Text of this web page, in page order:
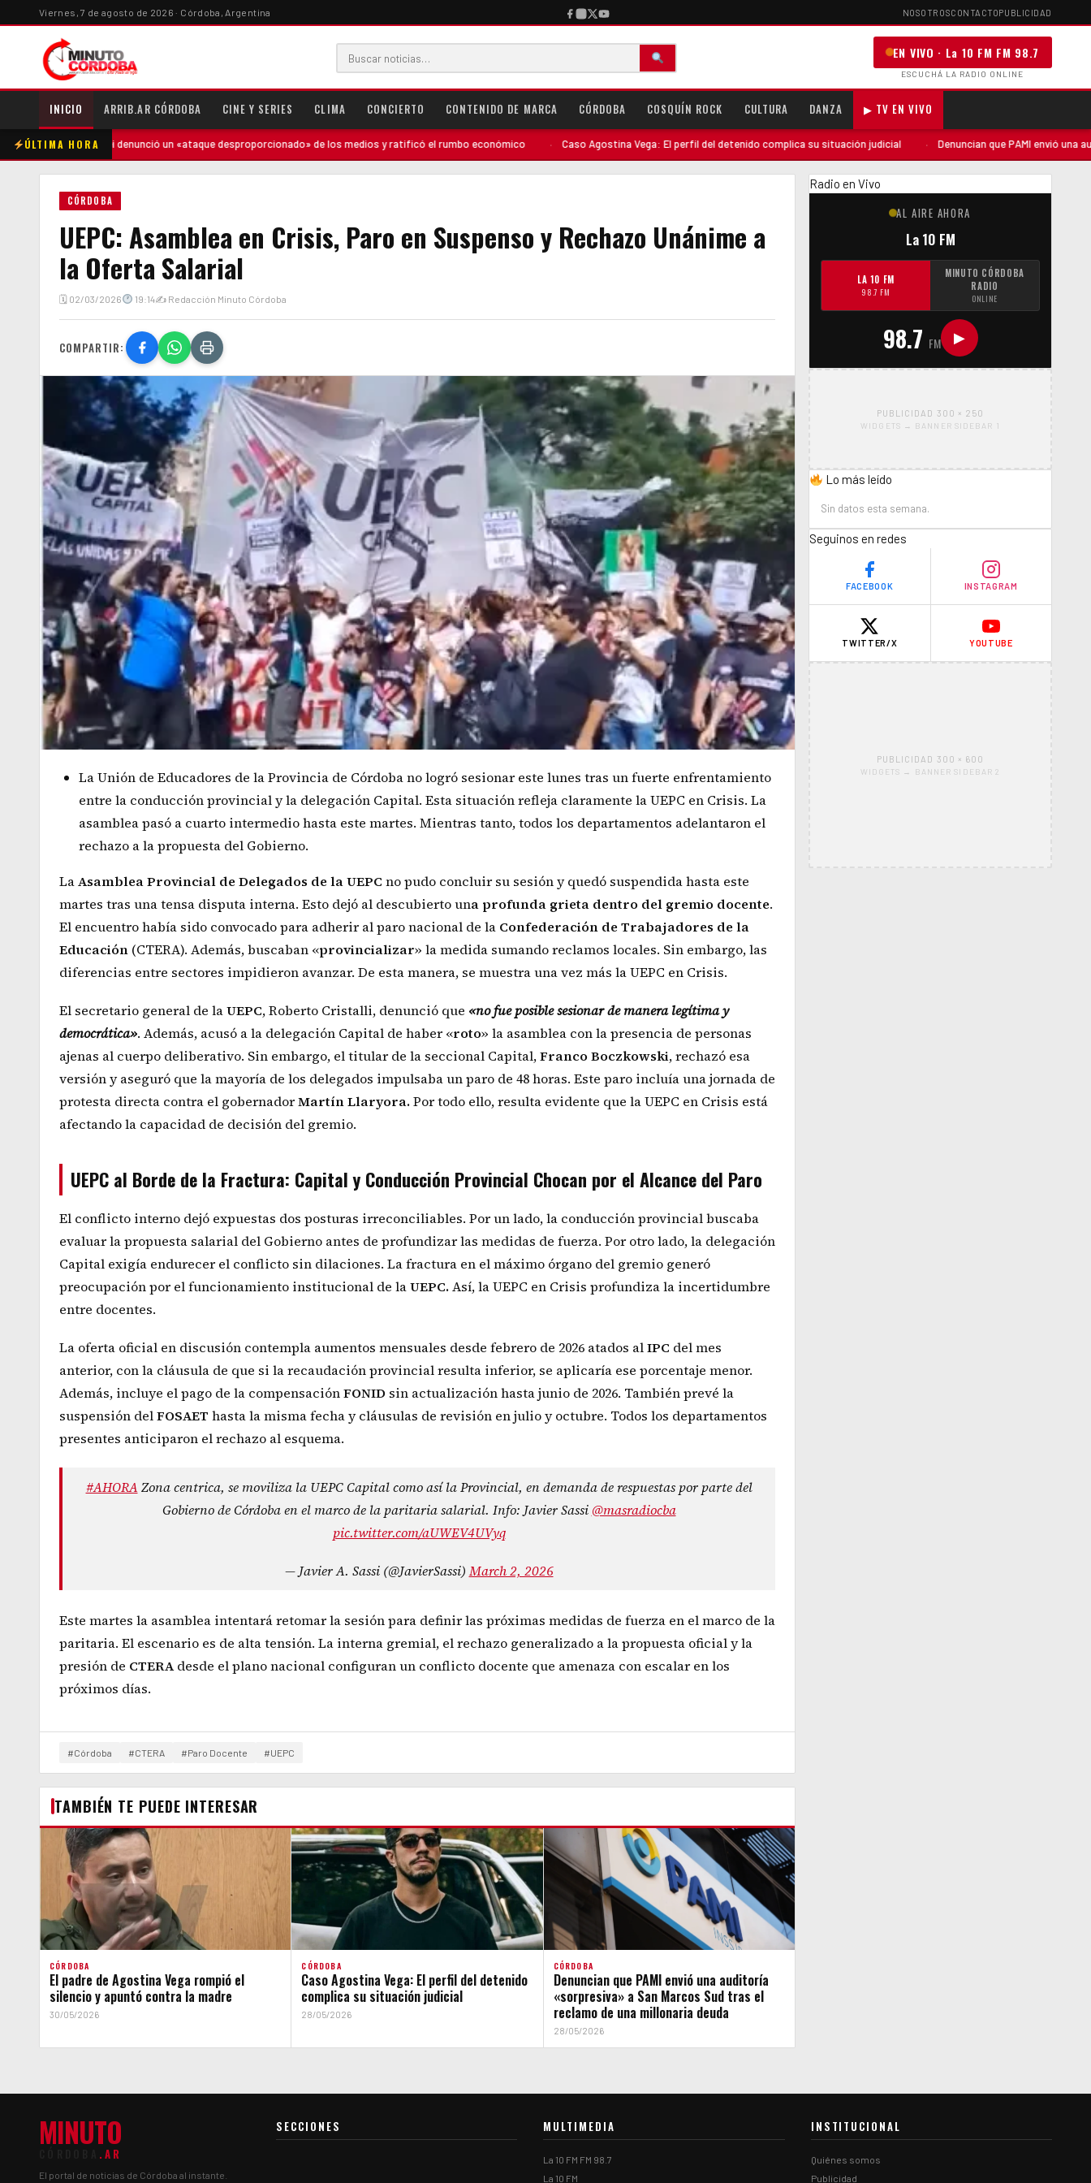
Viernes, 7 de agosto de 2026 · Córdoba, Argentina NOSOTROSCONTACTOPUBLICIDAD
EN VIVO · La 10 FM FM 98.7
ESCUCHÁ LA RADIO ONLINE
INICIO ARRIB.AR CÓRDOBA CINE Y SERIES CLIMA CONCIERTO CONTENIDO DE MARCA CÓRDOBA COSQUÍN ROCK CULTURA DANZA ▶ TV EN VIVO
ÚLTIMA HORA
· Milei denunció un «ataque desproporcionado» de los medios y ratificó el rumbo económico · Caso Agostina Vega: El perfil del detenido complica su situación judicial · Denuncian que PAMI envió una auditoría
CÓRDOBA
UEPC: Asamblea en Crisis, Paro en Suspenso y Rechazo Unánime a
la Oferta Salarial
🗓 02/03/2026 19:14✍ Redacción Minuto Córdoba
COMPARTIR:
La Unión de Educadores de la Provincia de Córdoba no logró sesionar este lunes tras un fuerte enfrentamiento
entre la conducción provincial y la delegación Capital. Esta situación refleja claramente la UEPC en Crisis. La
asamblea pasó a cuarto intermedio hasta este martes. Mientras tanto, todos los departamentos adelantaron el
rechazo a la propuesta del Gobierno.
LaAsamblea Provincial de Delegados de la UEPC no pudo concluir su sesión y quedó suspendida hasta este
martes tras una tensa disputa interna. Esto dejó al descubierto una profunda grieta dentro del gremio docente.
El encuentro había sido convocado para adherir al paro nacional de la Confederación de Trabajadores de la
Educación (CTERA). Además, buscaban «provincializar» la medida sumando reclamos locales. Sin embargo, las
diferencias entre sectores impidieron avanzar. De esta manera, se muestra una vez más la UEPC en Crisis.
El secretario general de laUEPC, Roberto Cristalli, denunció que «no fue posible sesionar de manera legítima y
democrática». Además, acusó a la delegación Capital de haber «roto» la asamblea con la presencia de personas
ajenas al cuerpo deliberativo. Sin embargo, el titular de la seccional Capital,Franco Boczkowski, rechazó esa
versión y aseguró que la mayoría de los delegados impulsaba un paro de 48 horas. Este paro incluía una jornada de
protesta directa contra el gobernadorMartín Llaryora.Por todo ello, resulta evidente que la UEPC en Crisis está
afectando la capacidad de decisión del gremio.
UEPC al Borde de la Fractura: Capital y Conducción Provincial Chocan por el Alcance del Paro
El conflicto interno dejó expuestas dos posturas irreconciliables. Por un lado, la conducción provincial buscaba
evaluar la propuesta salarial del Gobierno antes de profundizar las medidas de fuerza. Por otro lado, la delegación
Capital exigía endurecer el conflicto sin dilaciones. La fractura en el máximo órgano del gremio generó
preocupación por el funcionamiento institucional de laUEPC.Así, la UEPC en Crisis profundiza la incertidumbre
entre docentes.
La oferta oficial en discusión contempla aumentos mensuales desde febrero de 2026 atados alIPC del mes
anterior, con la cláusula de que si la recaudación provincial resulta inferior, se aplicaría ese porcentaje menor.
Además, incluye el pago de la compensaciónFONID sin actualización hasta junio de 2026. También prevé la
suspensión delFOSAET hasta la misma fecha y cláusulas de revisión en julio y octubre. Todos los departamentos
presentes anticiparon el rechazo al esquema.
#AHORA Zona centrica, se moviliza la UEPC Capital como así la Provincial, en demanda de respuestas por parte del
Gobierno de Córdoba en el marco de la paritaria salarial. Info: Javier Sassi @masradiocba
pic.twitter.com/aUWEV4UVyq
— Javier A. Sassi (@JavierSassi) March 2, 2026
Este martes la asamblea intentará retomar la sesión para definir las próximas medidas de fuerza en el marco de la
paritaria. El escenario es de alta tensión. La interna gremial, el rechazo generalizado a la propuesta oficial y la
presión de CTERAdesde el plano nacional configuran un conflicto docente que amenaza con escalar en los
próximos días.
#Córdoba #CTERA #Paro Docente #UEPC
TAMBIÉN TE PUEDE INTERESAR
CÓRDOBA
El padre de Agostina Vega rompió el
silencio y apuntó contra la madre
30/05/2026
CÓRDOBA
Caso Agostina Vega: El perfil del detenido
complica su situación judicial
28/05/2026
CÓRDOBA
Denuncian que PAMI envió una auditoría
«sorpresiva» a San Marcos Sud tras el
reclamo de una millonaria deuda
28/05/2026
Radio en Vivo
AL AIRE AHORA
La 10 FM
LA 10 FM
98.7 FM
MINUTO CÓRDOBA
RADIO
ONLINE
98.7 FM ▶
PUBLICIDAD 300 × 250
WIDGETS → BANNER SIDEBAR 1
Lo más leído
Sin datos esta semana.
Seguinos en redes
FACEBOOK INSTAGRAM
TWITTER/X YOUTUBE
PUBLICIDAD 300 × 600
WIDGETS → BANNER SIDEBAR 2
MINUTO
.AR
El portal de noticias de Córdoba al instante.
SECCIONES MULTIMEDIA
La 10 FM FM 98.7
La 10 FM
INSTITUCIONAL
Quiénes somos
Publicidad